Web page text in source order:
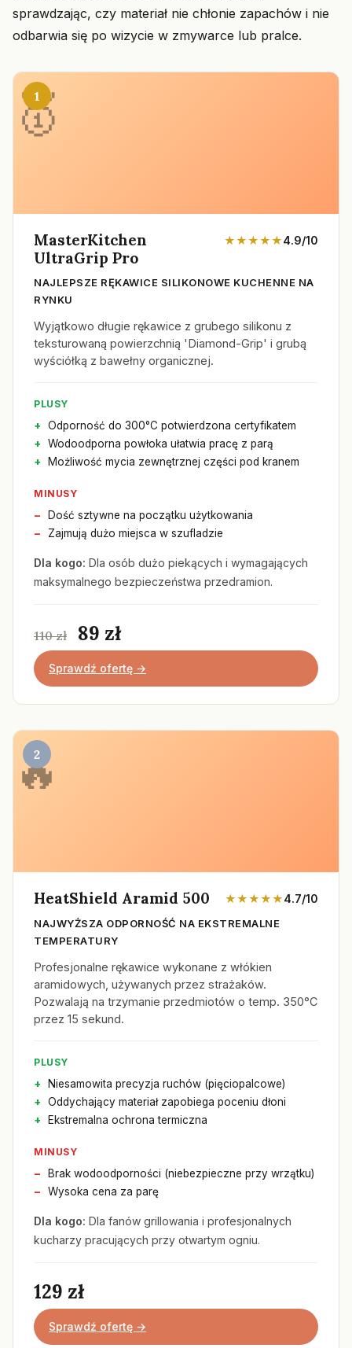
sprawdzając, czy materiał nie chłonie zapachów i nie
odbarwia się po wizycie w zmywarce lub pralce.
1
MasterKitchen
UltraGrip Pro
★★★★★4.9/10
NAJLEPSZE RĘKAWICE SILIKONOWE KUCHENNE NA
RYNKU
Wyjątkowo długie rękawice z grubego silikonu z
teksturowaną powierzchnią 'Diamond-Grip' i grubą
wyściółką z bawełny organicznej.
PLUSY
Odporność do 300°C potwierdzona certyfikatem
Wodoodporna powłoka ułatwia pracę z parą
Możliwość mycia zewnętrznej części pod kranem
MINUSY
Dość sztywne na początku użytkowania
Zajmują dużo miejsca w szufladzie
Dla kogo: Dla osób dużo piekących i wymagających
maksymalnego bezpieczeństwa przedramion.
110 zł 89 zł
Sprawdź ofertę →
2
HeatShield Aramid 500 ★★★★★4.7/10
NAJWYŻSZA ODPORNOŚĆ NA EKSTREMALNE
TEMPERATURY
Profesjonalne rękawice wykonane z włókien
aramidowych, używanych przez strażaków.
Pozwalają na trzymanie przedmiotów o temp. 350°C
przez 15 sekund.
PLUSY
Niesamowita precyzja ruchów (pięciopalcowe)
Oddychający materiał zapobiega poceniu dłoni
Ekstremalna ochrona termiczna
MINUSY
Brak wodoodporności (niebezpieczne przy wrzątku)
Wysoka cena za parę
Dla kogo: Dla fanów grillowania i profesjonalnych
kucharzy pracujących przy otwartym ogniu.
129 zł
Sprawdź ofertę →